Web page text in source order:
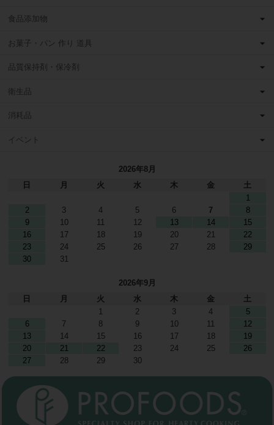
食品添加物
お菓子・パン 作り 道具
品質保持剤・保冷剤
衛生品
消耗品
イベント
2026年8月
日
月 火 水 木 金
土
1
2
3 4 5 6 7
8
9
10 11 12 13 14
15
16
17 18 19 20 21
22
23
24 25 26 27 28
29
30
31
2026年9月
日
月 火 水 木 金
土
1
2 3 4
5
6
7 8 9 10 11
12
13
14 15 16 17 18
19
20
21 22 23 24 25
26
27
28 29 30